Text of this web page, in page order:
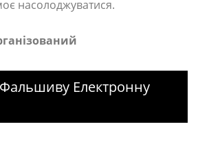
насолоджуватися.
Електронну